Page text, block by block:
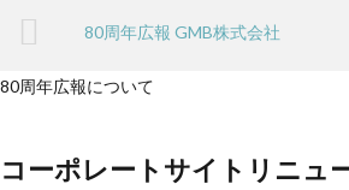
80周年広報 GMB株式会社
80周年広報について
コーポレートサイトリニュ